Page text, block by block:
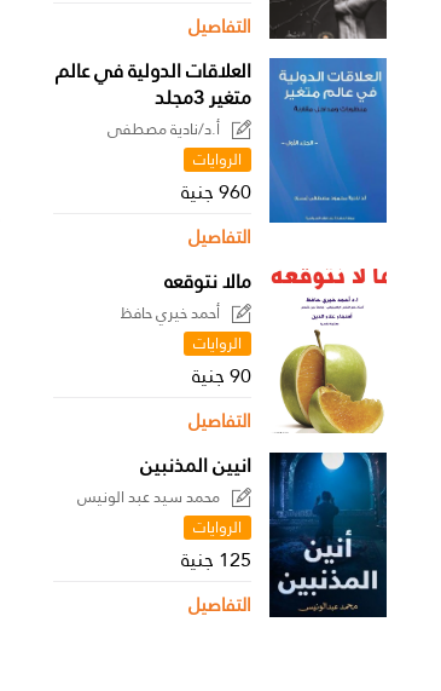
التفاصيل
العلاقات الدولية في عالم
متغير 3مجلد
أ.د/نادية مصطفى
الروايات
960 جنية
التفاصيل
مالا نتوقعه
أحمد خيري حافظ
الروايات
90 جنية
التفاصيل
انيين المذنبين
محمد سيد عبد الونيس
الروايات
125 جنية
التفاصيل